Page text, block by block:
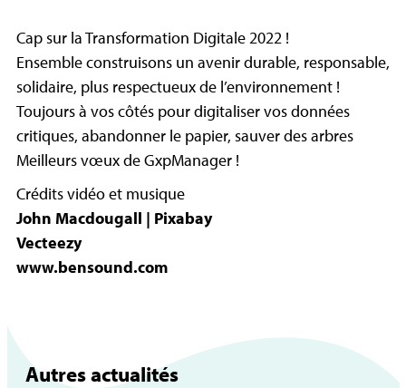
Cap sur la Transformation Digitale 2022 !
Ensemble construisons un avenir durable, responsable,
solidaire, plus respectueux de l’environnement !
Toujours à vos côtés pour digitaliser vos données
critiques, abandonner le papier, sauver des arbres
Meilleurs vœux de GxpManager !
Crédits vidéo et musique
John Macdougall | Pixabay
Vecteezy
www.bensound.com
Autres actualités